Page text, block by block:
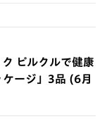
ピルクルで健康
ージ」3品 (6月